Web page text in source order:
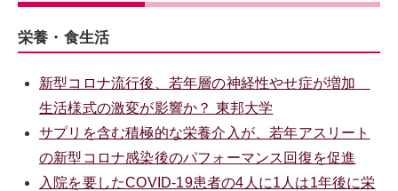
栄養・食生活
新型コロナ流行後、若年層の神経性やせ症が増加
生活様式の激変が影響か？ 東邦大学
サプリを含む積極的な栄養介入が、若年アスリート
の新型コロナ感染後のパフォーマンス回復を促進
入院を要したCOVID-19患者の4人に1人は1年後に栄